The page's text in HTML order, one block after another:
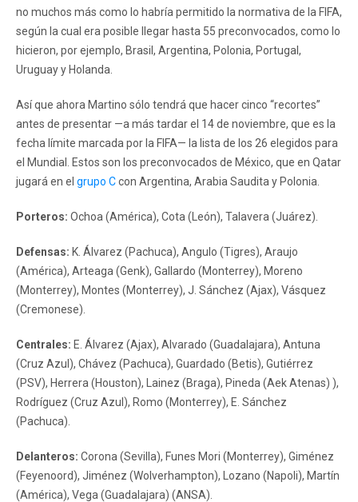
no muchos más como lo habría permitido la normativa de la FIFA,
según la cual era posible llegar hasta 55 preconvocados, como lo
hicieron, por ejemplo, Brasil, Argentina, Polonia, Portugal,
Uruguay y Holanda.
Así que ahora Martino sólo tendrá que hacer cinco “recortes”
antes de presentar —a más tardar el 14 de noviembre, que es la
fecha límite marcada por la FIFA— la lista de los 26 elegidos para
el Mundial. Estos son los preconvocados de México, que en Qatar
jugará en el grupo Ccon Argentina, Arabia Saudita y Polonia.
Porteros: Ochoa (América), Cota (León), Talavera (Juárez).
Defensas: K. Álvarez (Pachuca), Angulo (Tigres), Araujo
(América), Arteaga (Genk), Gallardo (Monterrey), Moreno
(Monterrey), Montes (Monterrey), J. Sánchez (Ajax), Vásquez
(Cremonese).
Centrales: E. Álvarez (Ajax), Alvarado (Guadalajara), Antuna
(Cruz Azul), Chávez (Pachuca), Guardado (Betis), Gutiérrez
(PSV), Herrera (Houston), Lainez (Braga), Pineda (Aek Atenas) ),
Rodríguez (Cruz Azul), Romo (Monterrey), E. Sánchez
(Pachuca).
Delanteros: Corona (Sevilla), Funes Mori (Monterrey), Giménez
(Feyenoord), Jiménez (Wolverhampton), Lozano (Napoli), Martín
(América), Vega (Guadalajara) (ANSA).